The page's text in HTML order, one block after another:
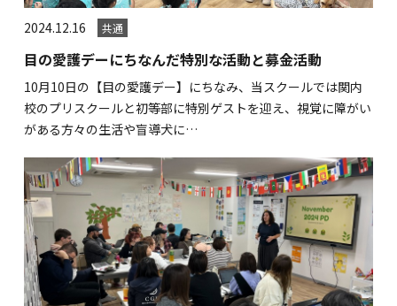
2024.12.16 共通
目の愛護デーにちなんだ特別な活動と募金活動
10月10日の【目の愛護デー】にちなみ、当スクールでは関内
校のプリスクールと初等部に特別ゲストを迎え、視覚に障がい
がある方々の生活や盲導犬に…